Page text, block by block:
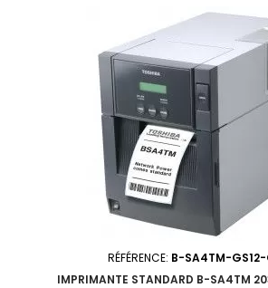
RÉFÉRENCE: B-SA4TM-
IMPRIMANTE STANDARD B-SA4TM